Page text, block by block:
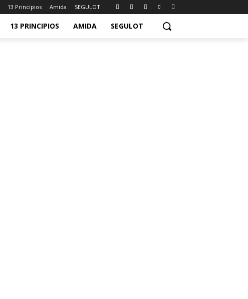
13 Principios Amida SEGULOT
13 PRINCIPIOS AMIDA SEGULOT